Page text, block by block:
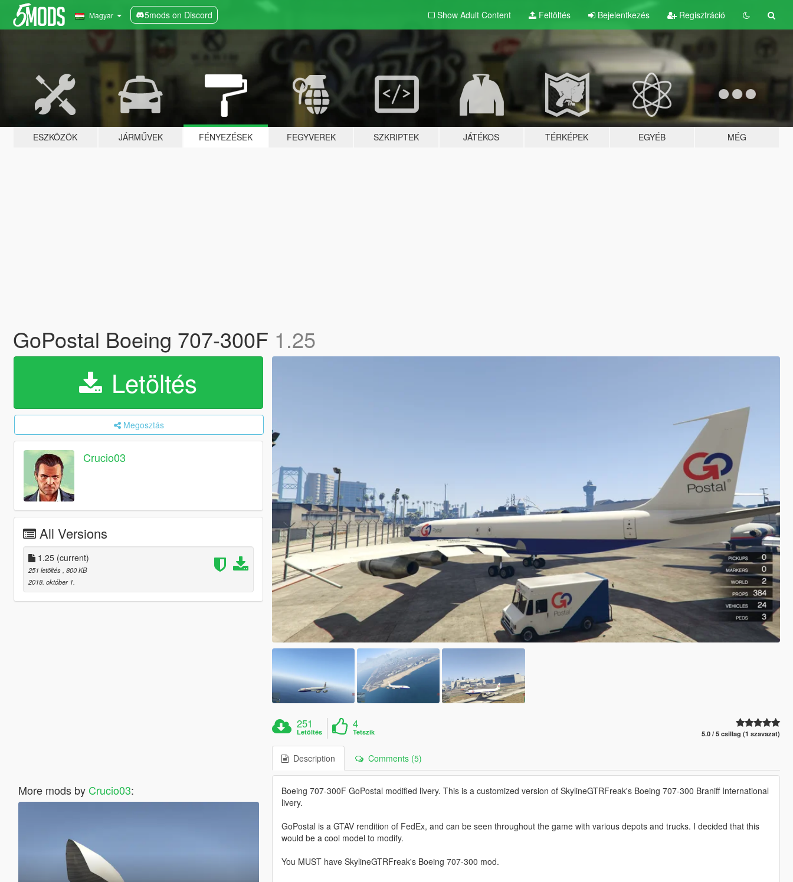
Magyar 5mods on Discord Show Adult Content Feltöltés Bejelentkezés Regisztráció
ESZKÖZÖK JÁRMŰVEK FÉNYEZÉSEK FEGYVEREK SZKRIPTEK JÁTÉKOS TÉRKÉPEK EGYÉB MÉG
GoPostal Boeing 707-300F 1.25
Letöltés
Megosztás
Crucio03
All Versions
1.25 (current)
251 letöltés , 800 KB
2018. október 1.
More mods by Crucio03:
251
Letöltés
4
Tetszik 5.0 / 5 csillag (1 szavazat)
Description Comments (5)
Boeing 707-300F GoPostal modified livery. This is a customized version of SkylineGTRFreak's Boeing 707-300 Braniff International
livery.
GoPostal is a GTAV rendition of FedEx, and can be seen throughout the game with various depots and trucks. I decided that this
would be a cool model to modify.
You MUST have SkylineGTRFreak's Boeing 707-300 mod.